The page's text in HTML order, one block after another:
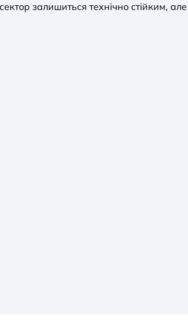
залишиться технічно стійким,